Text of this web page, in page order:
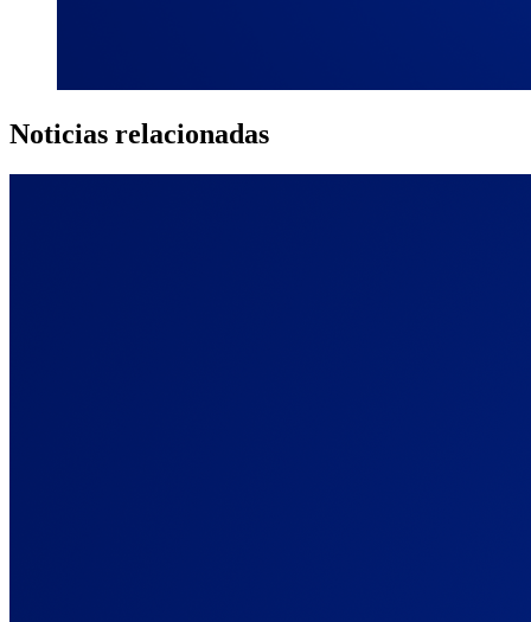
Noticias relacionadas